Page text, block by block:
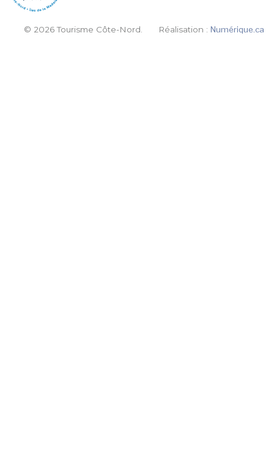
© 2026 Tourisme Côte-Nord. Réalisation :Numérique.ca